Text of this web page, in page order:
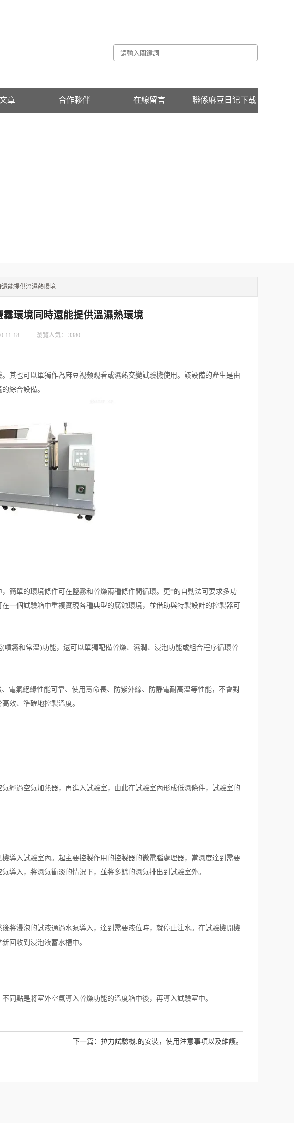
章 合作夥伴 在線留言 聯係麻豆日记下载
能提供溫濕熱環境
環境同時還能提供溫濕熱環境
11-18 瀏覽人氣： 3380
也可以單獨作為麻豆视频观看或濕熱交變試驗機使用。該設備的產生是由
綜合設備。
單的環境條件可在鹽霧和幹燥兩種條件間循環。更*的自動法可要求多功
一個試驗箱中重複實現各種典型的腐蝕環境，並借助與特製設計的控製器可
霧和常溫)功能，還可以單獨配備幹燥、濕潤、浸泡功能或組合程序循環幹
氣絕緣性能可靠、使用壽命長、防紫外線、防靜電耐高溫等性能，不會對
效、準確地控製溫度。
過空氣加熱器，再進入試驗室，由此在試驗室內形成低濕條件，試驗室的
入試驗室內。起主要控製作用的控製器的微電腦處理器，當濕度達到需要
導入，將濕氣衝淡的情況下，並將多餘的濕氣排出到試驗室外。
浸泡的試液通過水泵導入，達到需要液位時，就停止注水。在試驗機開機
回收到浸泡液蓄水槽中。
點是將室外空氣導入幹燥功能的溫度箱中後，再導入試驗室中。
下一篇： 拉力試驗機.的安裝，使用注意事項以及維護。